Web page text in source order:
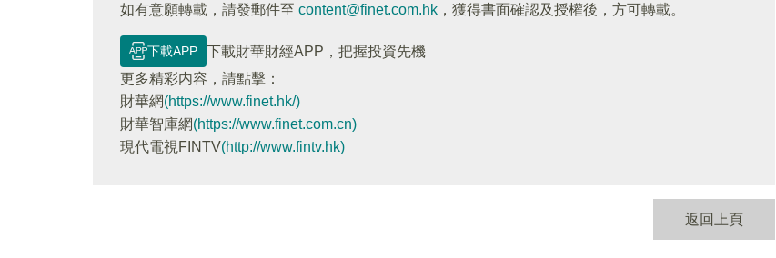
如有意願轉載，請發郵件至 content@finet.com.hk ，獲得書面確認及授權後，方可轉載。
下載APP
下載財華財經APP，把握投資先機
更多精彩内容，請點擊：
財華網(https://www.finet.hk/)
財華智庫網(https://www.finet.com.cn)
現代電視FINTV(http://www.fintv.hk)
返回上頁